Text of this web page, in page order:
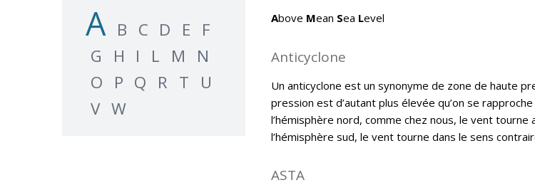
A B C D E
F
G
H I L M
N
O
P Q R T
U
V W
Above Mean Sea Level
Anticyclone
Un anticyclone est un synonyme de zone de haute
pression est d’autant plus élevée qu’on se
l’hémisphère nord, comme chez nous, le vent tourne
l’hémisphère sud, le vent tourne dans le sens
ASTA